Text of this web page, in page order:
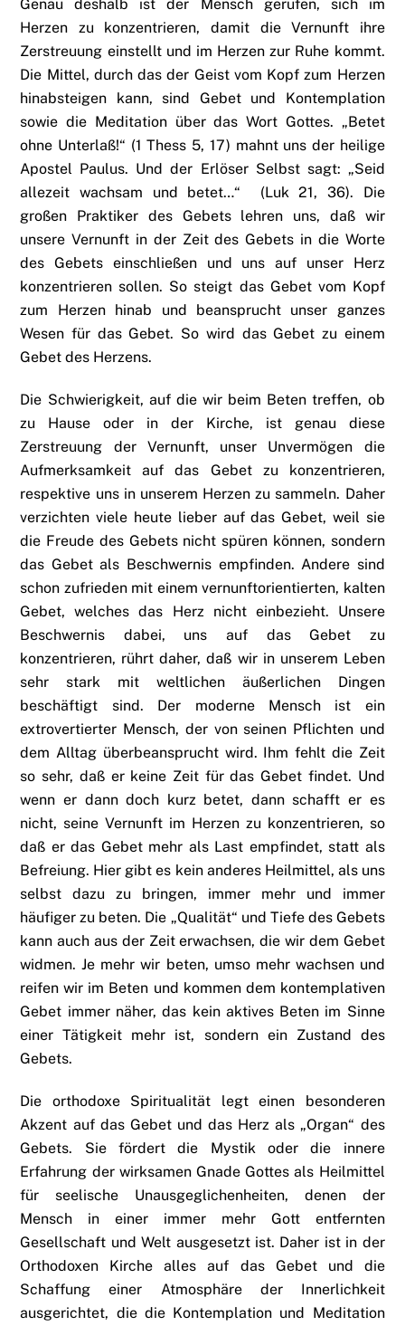
Genau deshalb ist der Mensch gerufen, sich im
Herzen zu konzentrieren, damit die Vernunft ihre
Zerstreuung einstellt und im Herzen zur Ruhe kommt.
Die Mittel, durch das der Geist vom Kopf zum Herzen
hinabsteigen kann, sind Gebet und Kontemplation
sowie die Meditation über das Wort Gottes. „Betet
ohne Unterlaß!“ (1 Thess 5, 17) mahnt uns der heilige
Apostel Paulus. Und der Erlöser Selbst sagt: „Seid
allezeit wachsam und betet…“ (Luk 21, 36). Die
großen Praktiker des Gebets lehren uns, daß wir
unsere Vernunft in der Zeit des Gebets in die Worte
des Gebets einschließen und uns auf unser Herz
konzentrieren sollen. So steigt das Gebet vom Kopf
zum Herzen hinab und beansprucht unser ganzes
Wesen für das Gebet. So wird das Gebet zu einem
Gebet des Herzens.
Die Schwierigkeit, auf die wir beim Beten treffen, ob
zu Hause oder in der Kirche, ist genau diese
Zerstreuung der Vernunft, unser Unvermögen die
Aufmerksamkeit auf das Gebet zu konzentrieren,
respektive uns in unserem Herzen zu sammeln. Daher
verzichten viele heute lieber auf das Gebet, weil sie
die Freude des Gebets nicht spüren können, sondern
das Gebet als Beschwernis empfinden. Andere sind
schon zufrieden mit einem vernunftorientierten, kalten
Gebet, welches das Herz nicht einbezieht. Unsere
Beschwernis dabei, uns auf das Gebet zu
konzentrieren, rührt daher, daß wir in unserem Leben
sehr stark mit weltlichen äußerlichen Dingen
beschäftigt sind. Der moderne Mensch ist ein
extrovertierter Mensch, der von seinen Pflichten und
dem Alltag überbeansprucht wird. Ihm fehlt die Zeit
so sehr, daß er keine Zeit für das Gebet findet. Und
wenn er dann doch kurz betet, dann schafft er es
nicht, seine Vernunft im Herzen zu konzentrieren, so
daß er das Gebet mehr als Last empfindet, statt als
Befreiung. Hier gibt es kein anderes Heilmittel, als uns
selbst dazu zu bringen, immer mehr und immer
häufiger zu beten. Die „Qualität“ und Tiefe des Gebets
kann auch aus der Zeit erwachsen, die wir dem Gebet
widmen. Je mehr wir beten, umso mehr wachsen und
reifen wir im Beten und kommen dem kontemplativen
Gebet immer näher, das kein aktives Beten im Sinne
einer Tätigkeit mehr ist, sondern ein Zustand des
Gebets.
Die orthodoxe Spiritualität legt einen besonderen
Akzent auf das Gebet und das Herz als „Organ“ des
Gebets. Sie fördert die Mystik oder die innere
Erfahrung der wirksamen Gnade Gottes als Heilmittel
für seelische Unausgeglichenheiten, denen der
Mensch in einer immer mehr Gott entfernten
Gesellschaft und Welt ausgesetzt ist. Daher ist in der
Orthodoxen Kirche alles auf das Gebet und die
Schaffung einer Atmosphäre der Innerlichkeit
ausgerichtet, die die Kontemplation und Meditation